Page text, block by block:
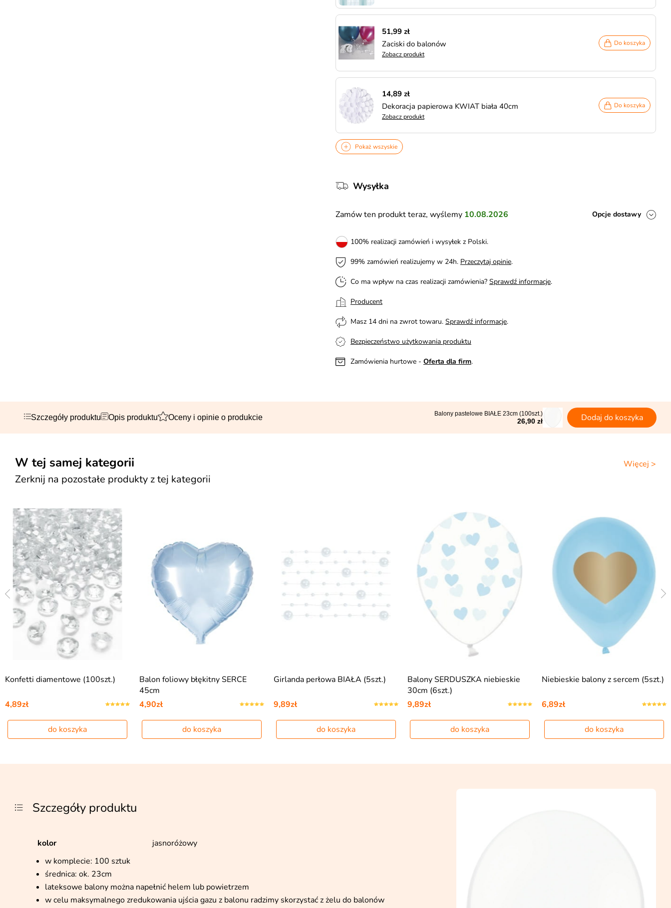
51,99 zł
Zaciski do balonów
Zobacz produkt
Do koszyka
14,89 zł
Dekoracja papierowa KWIAT biała 40cm
Zobacz produkt
Do koszyka
Pokaż wszyskie
Wysyłka
Zamów ten produkt teraz, wyślemy 10.08.2026 Opcje dostawy
100% realizacji zamówień i wysyłek z Polski.
99% zamówień realizujemy w 24h. Przeczytaj opinie.
Co ma wpływ na czas realizacji zamówienia? Sprawdź informacje.
Producent
Masz 14 dni na zwrot towaru. Sprawdź informacje.
Bezpieczeństwo użytkowania produktu
Zamówienia hurtowe - Oferta dla firm.
Szczegóły produktu Opis produktu Oceny i opinie o produkcie Balony pastelowe BIAŁE 23cm (100szt.)
26,90 zł Dodaj do koszyka
Więcej >
W tej samej kategorii
Zerknij na pozostałe produkty z tej kategorii
Konfetti diamentowe (100szt.)
4,89zł
do koszyka
Balon foliowy błękitny SERCE
45cm
4,90zł
do koszyka
Girlanda perłowa BIAŁA (5szt.)
9,89zł
do koszyka
Balony SERDUSZKA niebieskie
30cm (6szt.)
9,89zł
do koszyka
Niebieskie balony z sercem (5szt.)
6,89zł
do koszyka
Szczegóły produktu
kolor
jasnoróżowy
w komplecie: 100 sztuk
średnica: ok. 23cm
lateksowe balony można napełnić helem lub powietrzem
w celu maksymalnego zredukowania ujścia gazu z balonu radzimy skorzystać z żelu do balonów